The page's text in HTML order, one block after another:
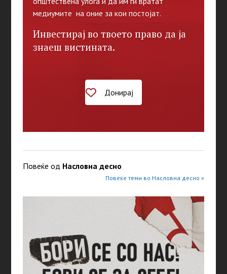
медиумите на оние за кои постојат.
Инвестирај во твоето право да ја
знаеш вистината.
Донирај
Повеќе од Насловна десно
Повеќе теми во Насловна десно »